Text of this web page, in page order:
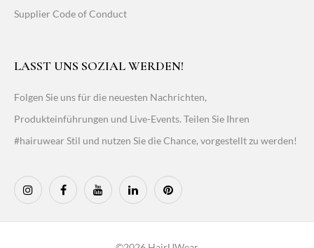
Supplier Code of Conduct
LASST UNS SOZIAL WERDEN!
Folgen Sie uns für die neuesten Nachrichten,
Produkteinführungen und Live-Events. Teilen Sie Ihren
#hairuwear Stil und nutzen Sie die Chance, vorgestellt zu werden!